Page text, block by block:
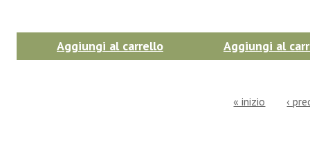
Aggiungi al carrello Aggiungi al
« inizio ‹